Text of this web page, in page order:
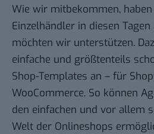
Wie wir mitbekommen,
Einzelhändler in diesen
möchten wir unterstützen.
einfache und größtenteils
Shop-Templates an – für
WooCommerce. So können
den einfachen und vor allem
Welt der Onlineshops